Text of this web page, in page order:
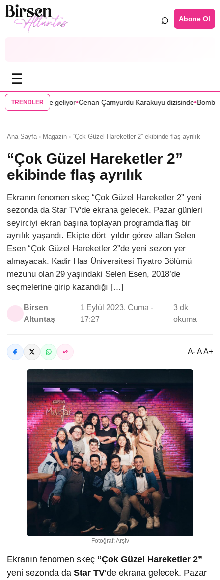
⌕ Abone Ol
☰
TRENDLER
•Cenan Çamyurdu Karakuyu dizisinde• Bomba transfer! Caner
Ana Sayfa › Magazin › “Çok Güzel Hareketler 2” ekibinde flaş ayrılık
“Çok Güzel Hareketler 2”
ekibinde flaş ayrılık
Ekranın fenomen skeç “Çok Güzel Hareketler 2” yeni
sezonda da Star TV‘de ekrana gelecek. Pazar günleri
seyirciyi ekran başına toplayan programda flaş bir
ayrılık yaşandı. Ekipte dört yıldır görev allan Selen
Esen “Çok Güzel Hareketler 2”de yeni sezon yer
almayacak. Kadir Has Üniversitesi Tiyatro Bölümü
mezunu olan 29 yaşındaki Selen Esen, 2018’de
seçmelerine girip kazandığı […]
Birsen
Altuntaş
1 Eylül 2023, Cuma -
17:27
3 dk
okuma
A- A A+
Fotoğraf: Arşiv
Ekranın fenomen skeç “Çok Güzel Hareketler 2”
yeni sezonda da Star TV‘de ekrana gelecek. Pazar